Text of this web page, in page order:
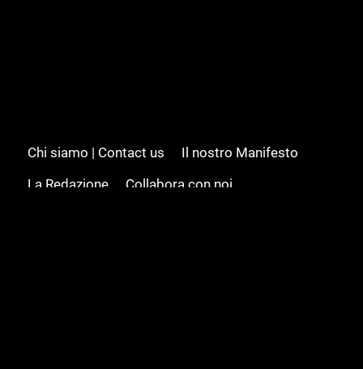
Chi siamo | Contact us
Il nostro Manifesto
La Redazione
Collabora con noi